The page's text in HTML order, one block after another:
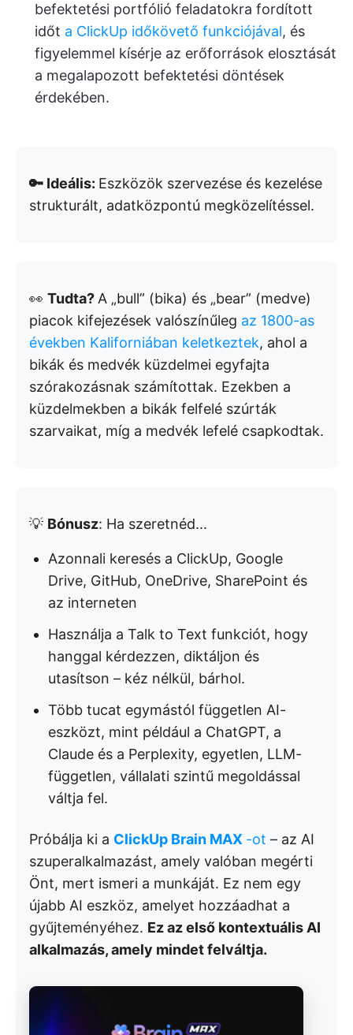
befektetési portfólió feladatokra fordított
időt a ClickUp időkövető funkciójával, és
figyelemmel kísérje az erőforrások elosztását
a megalapozott befektetési döntések
érdekében.
🔑 Ideális: Eszközök szervezése és kezelése
strukturált, adatközpontú megközelítéssel.
👀 Tudta?A „bull” (bika) és „bear” (medve)
piacok kifejezések valószínűleg az 1800-as
években Kaliforniában keletkeztek, ahol a
bikák és medvék küzdelmei egyfajta
szórakozásnak számítottak. Ezekben a
küzdelmekben a bikák felfelé szúrták
szarvaikat, míg a medvék lefelé csapkodtak.
💡 Bónusz: Ha szeretnéd...
Azonnali keresés a ClickUp, Google
Drive, GitHub, OneDrive, SharePoint és
az interneten
Használja a Talk to Text funkciót, hogy
hanggal kérdezzen, diktáljon és
utasítson – kéz nélkül, bárhol.
Több tucat egymástól független AI-
eszközt, mint például a ChatGPT, a
Claude és a Perplexity, egyetlen, LLM-
független, vállalati szintű megoldással
váltja fel.
Próbálja ki a ClickUp Brain MAX -ot – az AI
szuperalkalmazást, amely valóban megérti
Önt, mert ismeri a munkáját. Ez nem egy
újabb AI eszköz, amelyet hozzáadhat a
gyűjteményéhez. Ez az első kontextuális AI
alkalmazás, amely mindet felváltja.